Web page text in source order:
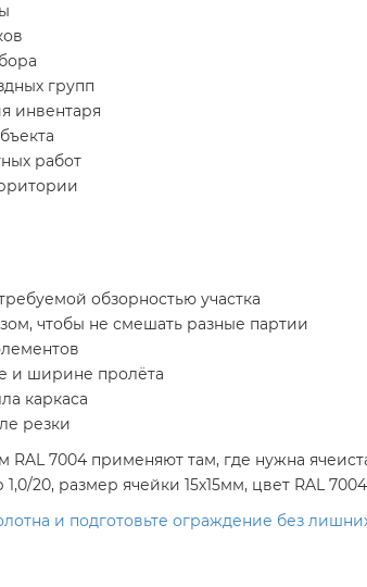
групп
инвентаря
работ
обзорностью участка
чтобы не смешать разные партии
и ширине пролёта
каркаса
резки
RAL 7004 применяют там, где нужна
20, размер ячейки 15х15мм, цвет RAL
и подготовьте ограждение без